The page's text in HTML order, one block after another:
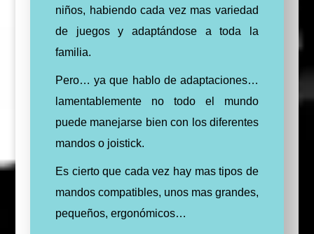
niños, habiendo cada vez mas variedad
de juegos y adaptándose a toda la
familia.
Pero… ya que hablo de adaptaciones…
lamentablemente no todo el mundo
puede manejarse bien con los diferentes
mandos o joistick.
Es cierto que cada vez hay mas tipos de
mandos compatibles, unos mas grandes,
pequeños, ergonómicos…